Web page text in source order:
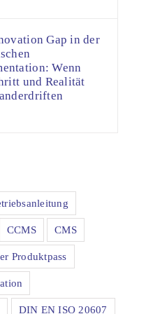
Gap in der
Wenn
und Realität
CCMS CMS
Produktpass
DIN EN ISO 20607